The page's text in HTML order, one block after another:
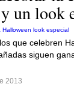
un look
que celebren
siguen
2013